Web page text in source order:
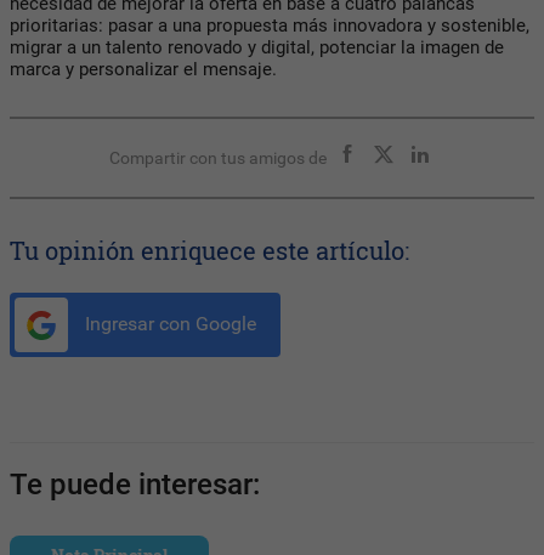
prioritarias: pasar a una propuesta más innovadora y sostenible,
migrar a un talento renovado y digital, potenciar la imagen de
marca y personalizar el mensaje.
Compartir con tus amigos de
Tu opinión enriquece este artículo:
Ingresar con Google
Te puede interesar: